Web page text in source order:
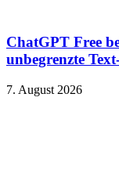
ChatGPT Free
unbegrenzte
7. August 2026